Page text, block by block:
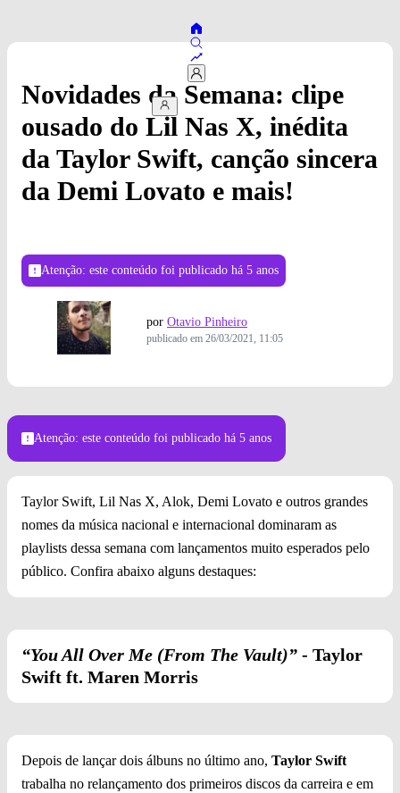
Novidades da Semana: clipe
ousado do Lil Nas X, inédita
da Taylor Swift, canção sincera
da Demi Lovato e mais!
Atenção: este conteúdo foi publicado há 5 anos
por Otavio Pinheiro
publicado em 26/03/2021, 11:05
Atenção: este conteúdo foi publicado há 5 anos
Taylor Swift, Lil Nas X, Alok, Demi Lovato e outros grandes
nomes da música nacional e internacional dominaram as
playlists dessa semana com lançamentos muito esperados pelo
público. Confira abaixo alguns destaques:
“You All Over Me (From The Vault)” - Taylor
Swift ft. Maren Morris
Depois de lançar dois álbuns no último ano, Taylor Swift
trabalha no relançamento dos primeiros discos da carreira e em